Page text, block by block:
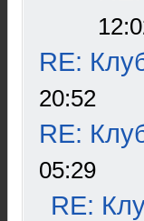
RE:
20:52
RE:
05:29
RE: